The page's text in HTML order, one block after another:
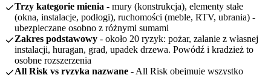
Trzy kategorie mienia - mury (konstrukcja), elementy stałe
(okna, instalacje, podłogi), ruchomości (meble, RTV, ubrania) -
ubezpieczane osobno z różnymi sumami
Zakres podstawowy - około 20 ryzyk: pożar, zalanie z własnej
instalacji, huragan, grad, upadek drzewa. Powódź i kradzież to
osobne rozszerzenia
All Risk vs ryzyka nazwane - All Risk obejmuje wszystko